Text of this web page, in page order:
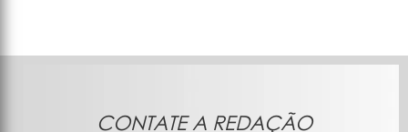
CONTATE A REDAÇÃO